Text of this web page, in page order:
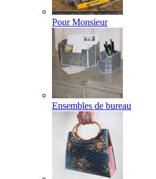
Pour Monsieur
Ensembles de bureau